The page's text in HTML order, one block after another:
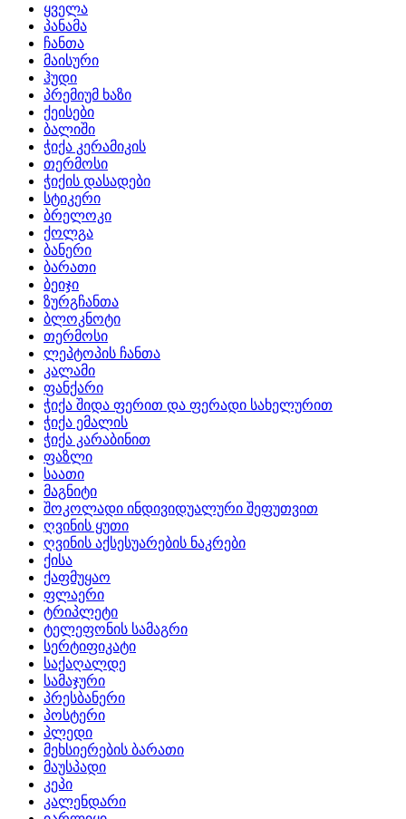
ყველა
პანამა
ჩანთა
მაისური
ჰუდი
პრემიუმ ხაზი
ქეისები
ბალიში
ჭიქა კერამიკის
თერმოსი
ჭიქის დასადები
სტიკერი
ბრელოკი
ქოლგა
ბანერი
ბარათი
ბეიჯი
ზურგჩანთა
ბლოკნოტი
თერმოსი
ლეპტოპის ჩანთა
კალამი
ფანქარი
ჭიქა შიდა ფერით და ფერადი სახელურით
ჭიქა ემალის
ჭიქა კარაბინით
ფაზლი
საათი
მაგნიტი
შოკოლადი ინდივიდუალური შეფუთვით
ღვინის ყუთი
ღვინის აქსესუარების ნაკრები
ქისა
ქაფმუყაო
ფლაერი
ტრიპლეტი
ტელეფონის სამაგრი
სერტიფიკატი
საქაღალდე
სამაჯური
პრესბანერი
პოსტერი
პლედი
მეხსიერების ბარათი
მაუსპადი
კეპი
კალენდარი